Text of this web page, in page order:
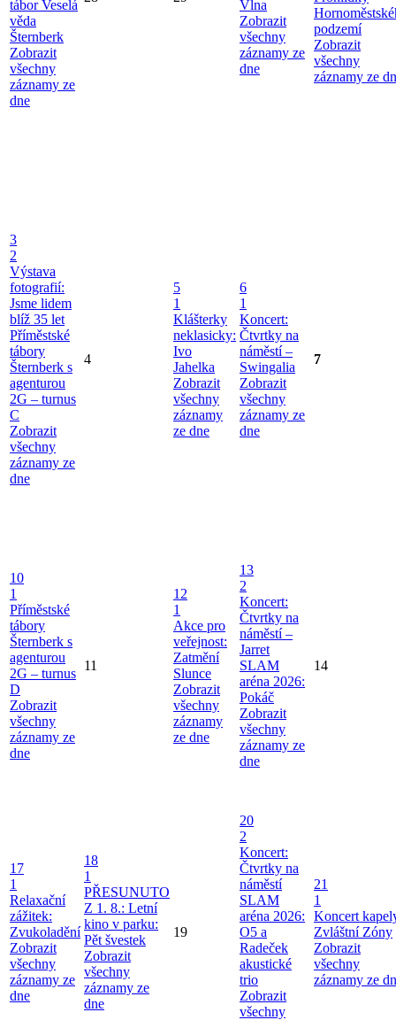
tábor Veselá
věda
Šternberk
Zobrazit
všechny
záznamy ze
dne
Vlna
Zobrazit
všechny
záznamy ze
dne
podzemí
Zobrazit
všechny
záznamy ze
3
2
Výstava
fotografií:
Jsme lidem
blíž 35 let
Příměstské
tábory
Šternberk s
agenturou
2G – turnus
C
Zobrazit
všechny
záznamy ze
dne
4
5
1
Klášterky
neklasicky:
Ivo
Jahelka
Zobrazit
všechny
záznamy
ze dne
6
1
Koncert:
Čtvrtky na
náměstí –
Swingalia
Zobrazit
všechny
záznamy ze
dne
7
10
1
Příměstské
tábory
Šternberk s
agenturou
2G – turnus
D
Zobrazit
všechny
záznamy ze
dne
11
12
1
Akce pro
veřejnost:
Zatmění
Slunce
Zobrazit
všechny
záznamy
ze dne
13
2
Koncert:
Čtvrtky na
náměstí –
Jarret
SLAM
aréna 2026:
Pokáč
Zobrazit
všechny
záznamy ze
dne
14
17
1
Relaxační
zážitek:
Zvukoladění
Zobrazit
všechny
záznamy ze
dne
18
1
PŘESUNUTO
Z 1. 8.: Letní
kino v parku:
Pět švestek
Zobrazit
všechny
záznamy ze
dne
19
20
2
Koncert:
Čtvrtky na
náměstí
SLAM
aréna 2026:
O5 a
Radeček
akustické
trio
Zobrazit
všechny
21
1
Koncert
Zvláštní Zóny
Zobrazit
všechny
záznamy ze